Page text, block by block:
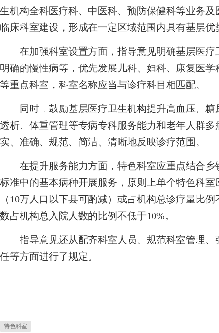
生机构全科医疗科、中医科、预防保健科等业务
临床科室建设，形成在一定区域范围内具有基层
在加强科室设置方面，指导意见明确基层医疗
明确的慢性病等，优先发展儿科、妇科、康复医
等重点科室，科室名称应当与诊疗科目相匹配。
同时，鼓励基层医疗卫生机构提升高血压、糖
透析、体重管理等专病专科服务能力和老年人群
实、准确、规范、简洁、清晰地反映诊疗范围。
在提升服务能力方面，特色科室应重点结合乡
标准中的基本病种开展服务，原则上单个特色科
（10万人口以下县可酌减）或占机构总诊疗量比
数占机构总入院人数的比例不低于10%。
指导意见还从配齐科室人员、规范科室管理、
任等方面进行了规定。
特色科室